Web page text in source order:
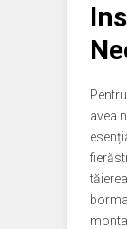
avea